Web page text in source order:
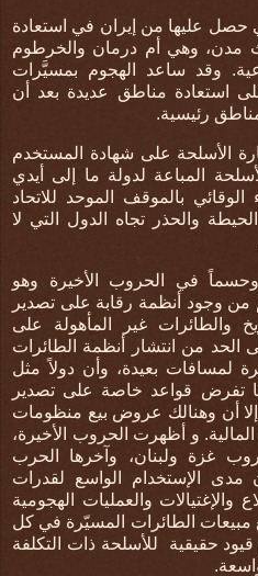
حصل عليها من إيران في استعادة
مدن، وهي أم درمان والخرطوم
وقد ساعد الهجوم بمسيَّرات
على استعادة مناطق عديدة بعد أن
رئيسية.
تجارة الأسلحة على شهادة المستخدم
المباعة لدولة ما إلى أيدي
بالموقف الموحد للاتحاد
والحذر تجاه الدول التي لا
في الحروب الأخيرة وهو
من وجود أنظمة رقابة على تصدير
والطائرات غير المأهولة على
الحد من انتشار أنظمة الطائرات
لمسافات بعيدة، وأن دولاً مثل
تفرض قواعد خاصة على تصدير
إلا أن وهنالك عروض بيع منظومات
و أظهرت الحروب الأخيرة،
غزة ولبنان، وآخرها الحرب
مدى الإستخدام الواسع لقدرات
والإغتيالات والعمليات الهجومية
مبيعات الطائرات المسيّرة في كل
حقيقية للأسلحة ذات التكلفة